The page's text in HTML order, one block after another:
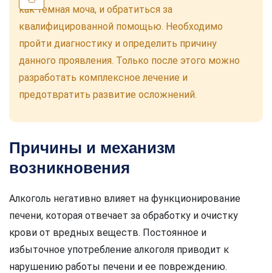
как темная моча, и обратиться за
квалифицированной помощью. Необходимо
пройти диагностику и определить причину
данного проявления. Только после этого можно
разработать комплексное лечение и
предотвратить развитие осложнений.
Причины и механизм
возникновения
Алкоголь негативно влияет на функционирование
печени, которая отвечает за обработку и очистку
крови от вредных веществ. Постоянное и
избыточное употребление алкоголя приводит к
нарушению работы печени и ее повреждению.